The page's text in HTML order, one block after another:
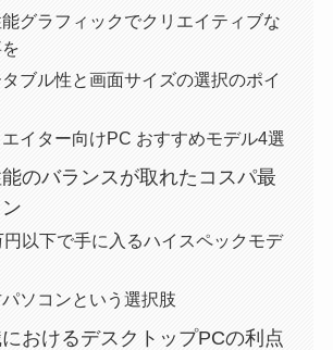
グラフィックでクリエイティブな
ブル性と画面サイズの選択のポイ
エイター向けPC おすすめモデル4選
のバランスが取れたコスパ最
円以下で手に入るハイスペックモデ
ソコンという選択肢
おけるデスクトップPCの利点